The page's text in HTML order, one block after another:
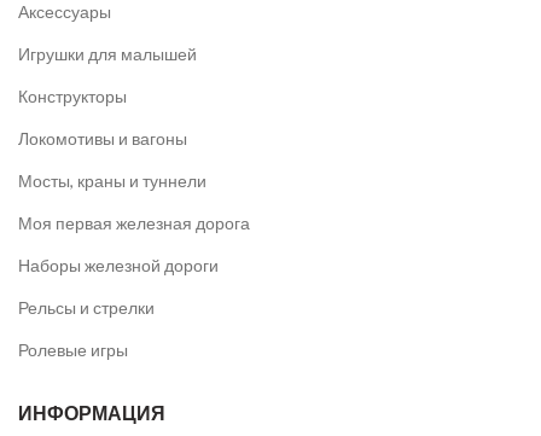
Аксессуары
Игрушки для малышей
Конструкторы
Локомотивы и вагоны
Мосты, краны и туннели
Моя первая железная дорога
Наборы железной дороги
Рельсы и стрелки
Ролевые игры
ИНФОРМАЦИЯ